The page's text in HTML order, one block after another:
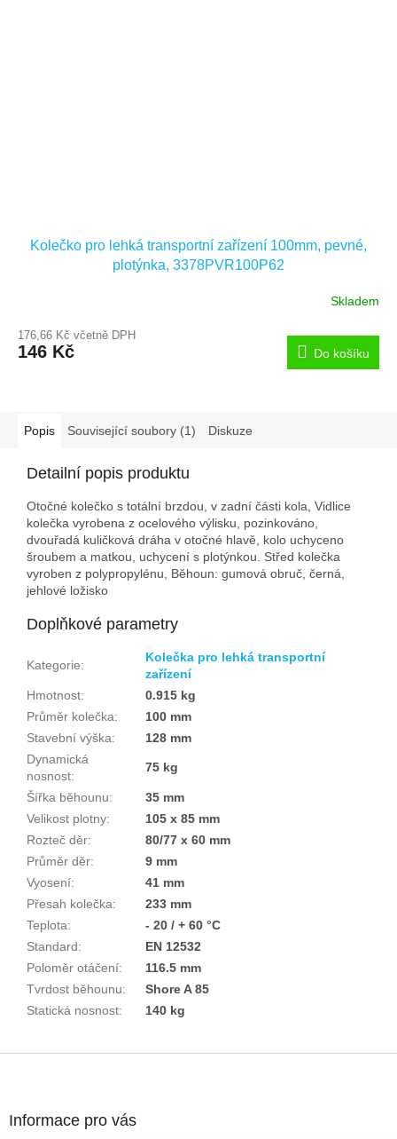
Kolečko pro lehká transportní zařízení 100mm, pevné,
plotýnka, 3378PVR100P62
Skladem
176,66 Kč včetně DPH
146 Kč Do košíku
Popis Související soubory (1) Diskuze
Detailní popis produktu
Otočné kolečko s totální brzdou, v zadní části kola, Vidlice
kolečka vyrobena z ocelového výlisku, pozinkováno,
dvouřadá kuličková dráha v otočné hlavě, kolo uchyceno
šroubem a matkou, uchycení s plotýnkou. Střed kolečka
vyroben z polypropylénu, Běhoun: gumová obruč, černá,
jehlové ložisko
Doplňkové parametry
Kategorie:
Kolečka pro lehká transportní
zařízení
Hmotnost:
0.915 kg
Průměr kolečka:
100 mm
Stavební výška:
128 mm
Dynamická
nosnost:
75 kg
Šířka běhounu:
35 mm
Velikost plotny:
105 x 85 mm
Rozteč děr:
80/77 x 60 mm
Průměr děr:
9 mm
Vyosení:
41 mm
Přesah kolečka:
233 mm
Teplota:
- 20 / + 60 °C
Standard:
EN 12532
Poloměr otáčení:
116.5 mm
Tvrdost běhounu:
Shore A 85
Statická nosnost: 140 kg
Informace pro vás